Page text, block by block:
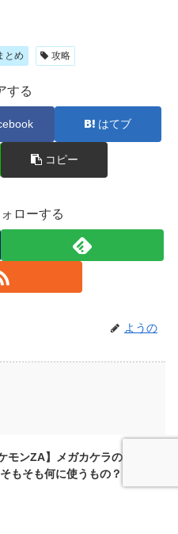
とめ 攻略
する
はてブ
コピー
ローする
ようの
モンZA】メガカケラの使い
もそも何に使うもの？～